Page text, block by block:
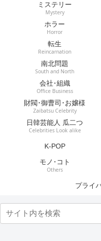
ミステリー
Mystery
ホラー
Horror
転生
Reincarnation
南北問題
South and North
会社･組織
Office Business
財閥･御曹司･お嬢様
Zaibatsu Celebrity
日韓芸能人 瓜二つ
Celebrities Look alike
K-POP
モノ･コト
Others
プライ